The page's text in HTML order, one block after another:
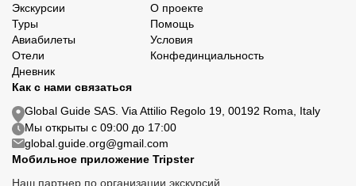
Экскурсии
Туры
Авиабилеты
Отели
Дневник
О проекте
Помощь
Условия
Конфединциальность
Как с нами связаться
Global Guide SAS. Via Attilio Regolo 19, 00192 Roma, Italy
Мы открыты с 09:00 до 17:00
global.guide.org@gmail.com
Мобильное приложение Tripster
Наш партнер по организации экскурсий